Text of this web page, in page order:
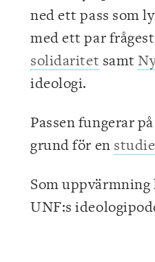
ned ett pass som
med ett par
solidaritet samt
ideologi.
Passen fungerar
grund för en
Som uppvärmning
UNF:s